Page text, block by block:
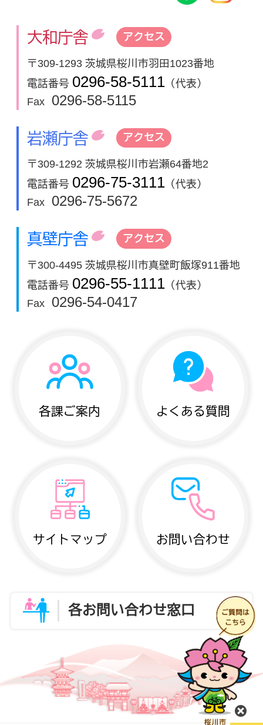
大和庁舎 アクセス
〒309-1293 茨城県桜川市羽田1023番地
電話番号 0296-58-5111 （代表）
Fax
0296-58-5115
岩瀬庁舎 アクセス
〒309-1292 茨城県桜川市岩瀬64番地2
電話番号 0296-75-3111 （代表）
Fax
0296-75-5672
真壁庁舎 アクセス
〒300-4495 茨城県桜川市真壁町飯塚911番地
電話番号 0296-55-1111 （代表）
Fax
0296-54-0417
各課ご案内 よくある質問
サイトマップ お問い合わせ
各お問い合わせ窓口